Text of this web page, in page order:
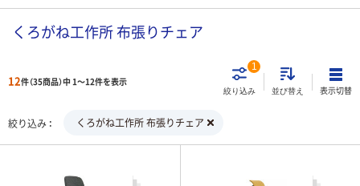
くろがね工作所 布張りチェア
12件（35商品）中 1～12件を表示
絞り込み
1
並び替え 表示切替
絞り込み くろがね工作所 布張りチェア